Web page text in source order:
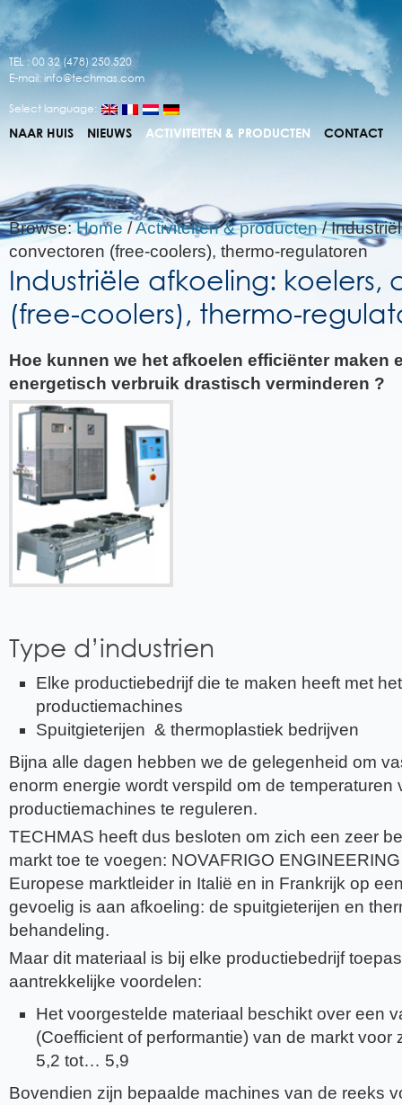
TEL : 00 32 (478) 250.520
E-mail: info@techmas.com
Select language:
NAAR HUIS NIEUWS ACTIVITEITEN & PRODUCTEN CONTACT
Browse: Home /Activiteiten & producten /
convectoren (free-coolers), thermo-regulatoren
Industriële afkoeling: koelers,
(free-coolers), thermo-
Hoe kunnen we het afkoelen efficiënter maken
energetisch verbruik drastisch verminderen ?
Type d’industrien
Elke productiebedrijf die te maken heeft met
productiemachines
Spuitgieterijen & thermoplastiek bedrijven
Bijna alle dagen hebben we de gelegenheid om
enorm energie wordt verspild om de temperaturen
productiemachines te reguleren.
TECHMAS heeft dus besloten om zich een zeer
markt toe te voegen: NOVAFRIGO
Europese marktleider in Italië en in Frankrijk op
gevoelig is aan afkoeling: de spuitgieterijen en
behandeling.
Maar dit materiaal is bij elke productiebedrijf
aantrekkelijke voordelen:
Het voorgestelde materiaal beschikt over een
(Coefficient of performantie) van de markt voor
5,2 tot… 5,9
Bovendien zijn bepaalde machines van de reeks